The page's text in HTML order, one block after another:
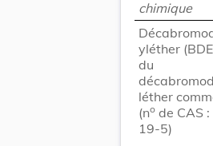
chimique
yléther
du
léther
(no de CAS
19-5)